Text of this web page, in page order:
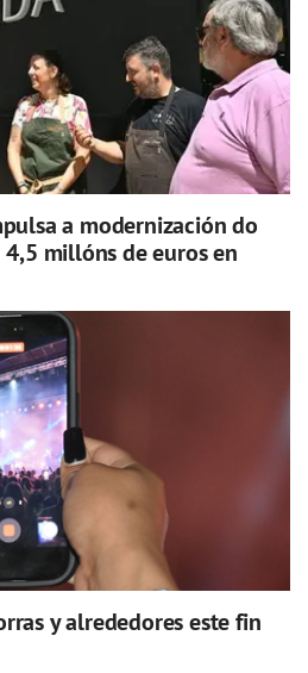
a modernización do
millóns de euros en
y alrededores este fin